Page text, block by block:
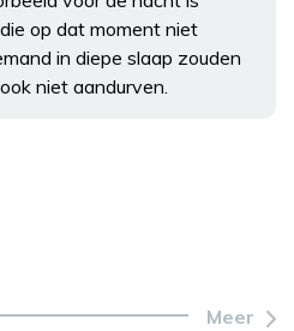
op dat moment niet
in diepe slaap zouden
niet aandurven.
Meer